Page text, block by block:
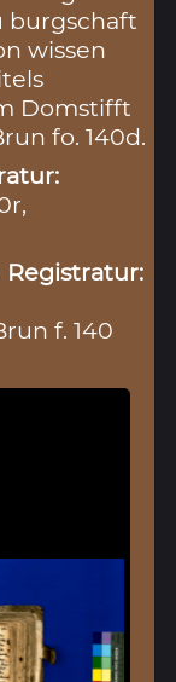
burgschaft
wissen
Domstifft
fo. 140d.
f. 140